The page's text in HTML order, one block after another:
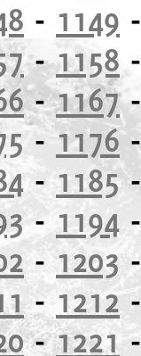
- 1149
-1158
-1167
-1176
- 1185
- 1194
- 1203
- 1212
-1221